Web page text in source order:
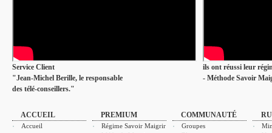
Service Client
"Jean-Michel Berille, le responsable
des télé-conseillers."
ils ont réussi leur
- Méthode Savoir
ACCUEIL
Accueil
PREMIUM
Régime Savoir Maigrir
COMMUNAUTÉ
Groupes